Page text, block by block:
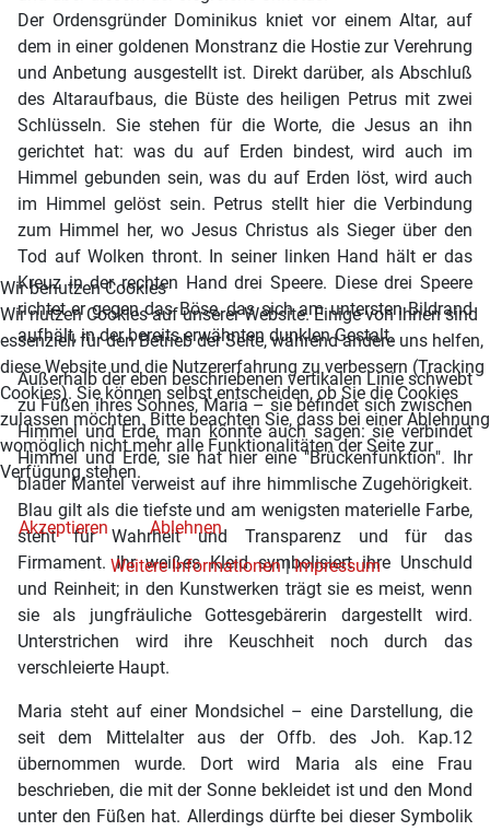
Der Ordensgründer Dominikus kniet vor einem Altar, auf
dem in einer goldenen Monstranz die Hostie zur Verehrung
und Anbetung ausgestellt ist. Direkt darüber, als Abschluß
des Altaraufbaus, die Büste des heiligen Petrus mit zwei
Schlüsseln. Sie stehen für die Worte, die Jesus an ihn
gerichtet hat: was du auf Erden bindest, wird auch im
Himmel gebunden sein, was du auf Erden löst, wird auch
im Himmel gelöst sein. Petrus stellt hier die Verbindung
zum Himmel her, wo Jesus Christus als Sieger über den
Tod auf Wolken thront. In seiner linken Hand hält er das
Kreuz in der rechten Hand drei Speere. Diese drei Speere
richtet er gegen das Böse, das sich am untersten Bildrand
aufhält, in der bereits erwähnten dunklen Gestalt.
Außerhalb der eben beschriebenen vertikalen Linie schwebt
zu Füßen ihres Sohnes, Maria – sie befindet sich zwischen
Himmel und Erde, man könnte auch sagen: sie verbindet
Himmel und Erde, sie hat hier eine "Brückenfunktion". Ihr
blauer Mantel verweist auf ihre himmlische Zugehörigkeit.
Blau gilt als die tiefste und am wenigsten materielle Farbe,
steht für Wahrheit und Transparenz und für das
Firmament. Ihr weißes Kleid symbolisiert ihre Unschuld
und Reinheit; in den Kunstwerken trägt sie es meist, wenn
sie als jungfräuliche Gottesgebärerin dargestellt wird.
Unterstrichen wird ihre Keuschheit noch durch das
verschleierte Haupt.
Maria steht auf einer Mondsichel – eine Darstellung, die
seit dem Mittelalter aus der Offb. des Joh. Kap.12
übernommen wurde. Dort wird Maria als eine Frau
beschrieben, die mit der Sonne bekleidet ist und den Mond
unter den Füßen hat. Allerdings dürfte bei dieser Symbolik
Wir benutzen Cookies
Wir nutzen Cookies auf unserer Website. Einige von ihnen sind
essenziell für den Betrieb der Seite, während andere uns helfen,
diese Website und die Nutzererfahrung zu verbessern (Tracking
Cookies). Sie können selbst entscheiden, ob Sie die Cookies
zulassen möchten. Bitte beachten Sie, dass bei einer Ablehnung
womöglich nicht mehr alle Funktionalitäten der Seite zur
Verfügung stehen.
Akzeptieren
Ablehnen
Weitere Informationen|Impressum